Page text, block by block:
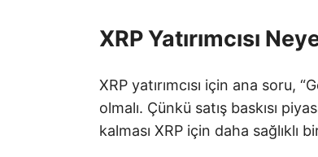
XRP Yatırımcısı
XRP yatırımcısı için ana soru,
olmalı. Çünkü satış baskısı
kalması XRP için daha sağlıklı